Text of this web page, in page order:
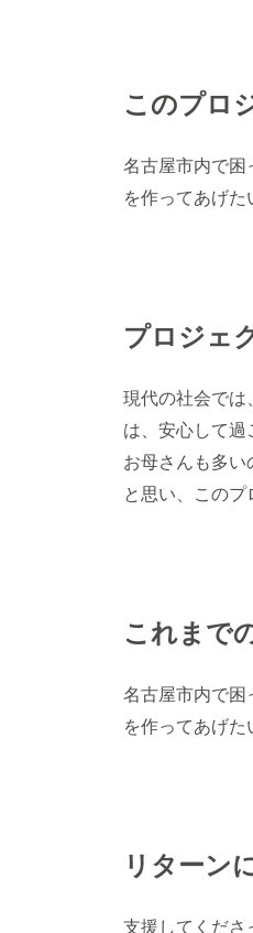
このプロ
名古屋市内で
を作ってあげた
プロジェ
現代の社会で
は、安心して
お母さんも多
と思い、このプ
これまで
名古屋市内で
を作ってあげた
リターン
支援してくだ